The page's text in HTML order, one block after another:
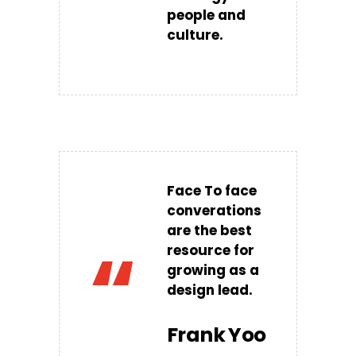
people and
culture.
“
Face To face
converations
are the best
resource for
growing as a
design lead.
Frank Yoo